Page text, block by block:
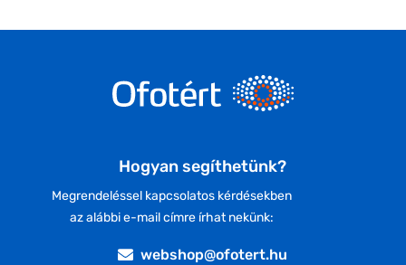
Hogyan segíthetünk?
Megrendeléssel kapcsolatos kérdésekben
az alábbi e-mail címre írhat nekünk:
webshop@ofotert.hu